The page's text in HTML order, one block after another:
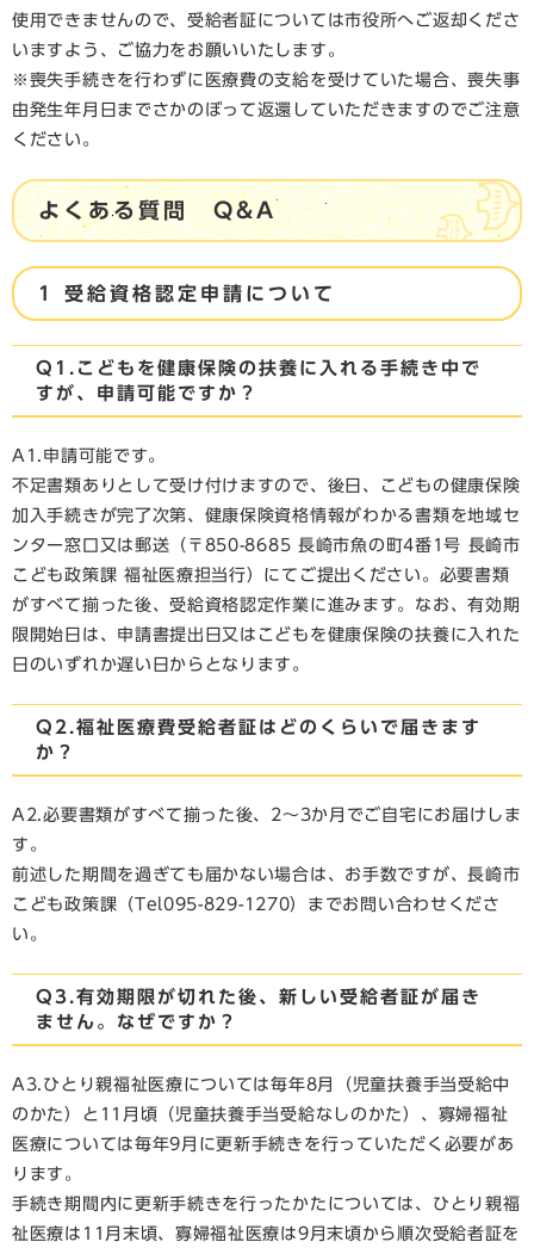
使用できませんので、受給者証については市役所へご返却くださ
いますよう、ご協力をお願いいたします。
※喪失手続きを行わずに医療費の支給を受けていた場合、喪失事
由発生年月日までさかのぼって返還していただきますのでご注意
ください。
​よくある質問 Q&A
1 受給資格認定申請について
Q1.こどもを健康保険の扶養に入れる手続き中で
すが、申請可能ですか？
A1.申請可能です。
不足書類ありとして受け付けますので、後日、こどもの健康保険
加入手続きが完了次第、健康保険資格情報がわかる書類を地域セ
ンター窓口又は郵送（〒850-8685 長崎市魚の町4番1号 長崎市
こども政策課 福祉医療担当行）にてご提出ください。必要書類
がすべて揃った後、受給資格認定作業に進みます。なお、有効期
限開始日は、申請書提出日又はこどもを健康保険の扶養に入れた
日のいずれか遅い日からとなります。
Q2.福祉医療費受給者証はどのくらいで届きます
か？
A2.必要書類がすべて揃った後、2～3か月でご自宅にお届けしま
す。
前述した期間を過ぎても届かない場合は、お手数ですが、長崎市
こども政策課（Tel095-829-1270）までお問い合わせくださ
い。
Q3.有効期限が切れた後、新しい受給者証が届き
ません。なぜですか？
A3.ひとり親福祉医療については毎年8月（児童扶養手当受給中
のかた）と11月頃（児童扶養手当受給なしのかた）、寡婦福祉
医療については毎年9月に更新手続きを行っていただく必要があ
ります。
手続き期間内に更新手続きを行ったかたについては、ひとり親福
祉医療は11月末頃、寡婦福祉医療は9月末頃から順次受給者証を